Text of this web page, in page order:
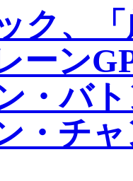
ク、
ーン
・バ
・チ